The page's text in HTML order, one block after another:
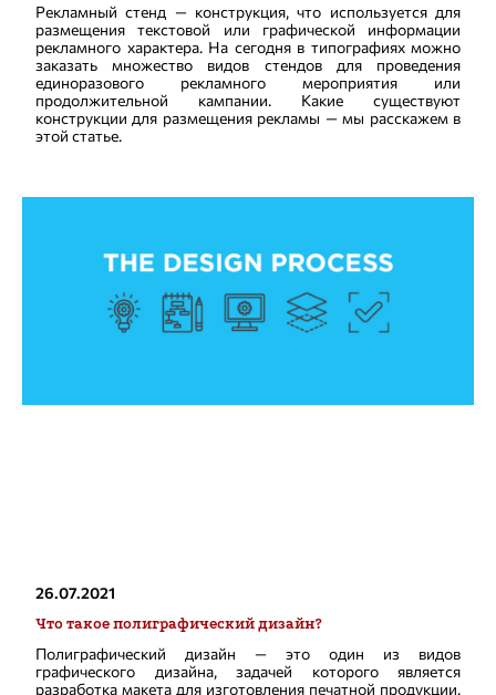
Рекламный стенд — конструкция, что используется для
размещения текстовой или графической информации
рекламного характера. На сегодня в типографиях можно
заказать множество видов стендов для проведения
единоразового рекламного мероприятия или
продолжительной кампании. Какие существуют
конструкции для размещения рекламы — мы расскажем в
этой статье.
26.07.2021
Что такое полиграфический дизайн?
Полиграфический дизайн — это один из видов
графического дизайна, задачей которого является
разработка макета для изготовления печатной продукции.